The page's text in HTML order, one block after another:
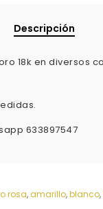
Descripción
18k en diversos
633897547
rosa, amarillo,blanco,